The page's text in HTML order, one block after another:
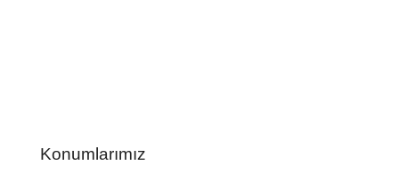
Konumlarımız